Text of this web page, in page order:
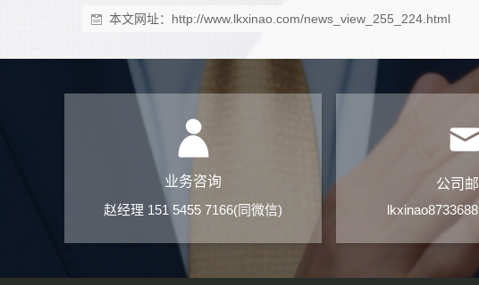
本文网址： http://www.lkxinao.com/news_view_255_224.html
业务咨询
赵经理 151 5455 7166(同微信)
公司